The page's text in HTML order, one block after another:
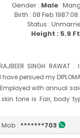
Gender : Male
Birth : 08 Feb 1987
Status :
Height : 5.9
SINGH
have persued my
with annual
skin tone is Fair, body
no demand for girl.
Mob : *******703